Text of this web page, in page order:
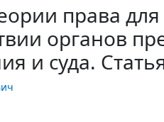
права
органов
и суда.